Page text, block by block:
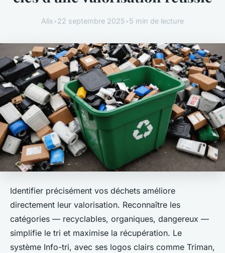
Alix•22 septembre 2025•5 min de lecture
Identifier précisément vos déchets améliore
directement leur valorisation. Reconnaître les
catégories — recyclables, organiques, dangereux —
simplifie le tri et maximise la récupération. Le
système Info-tri, avec ses logos clairs comme Triman,